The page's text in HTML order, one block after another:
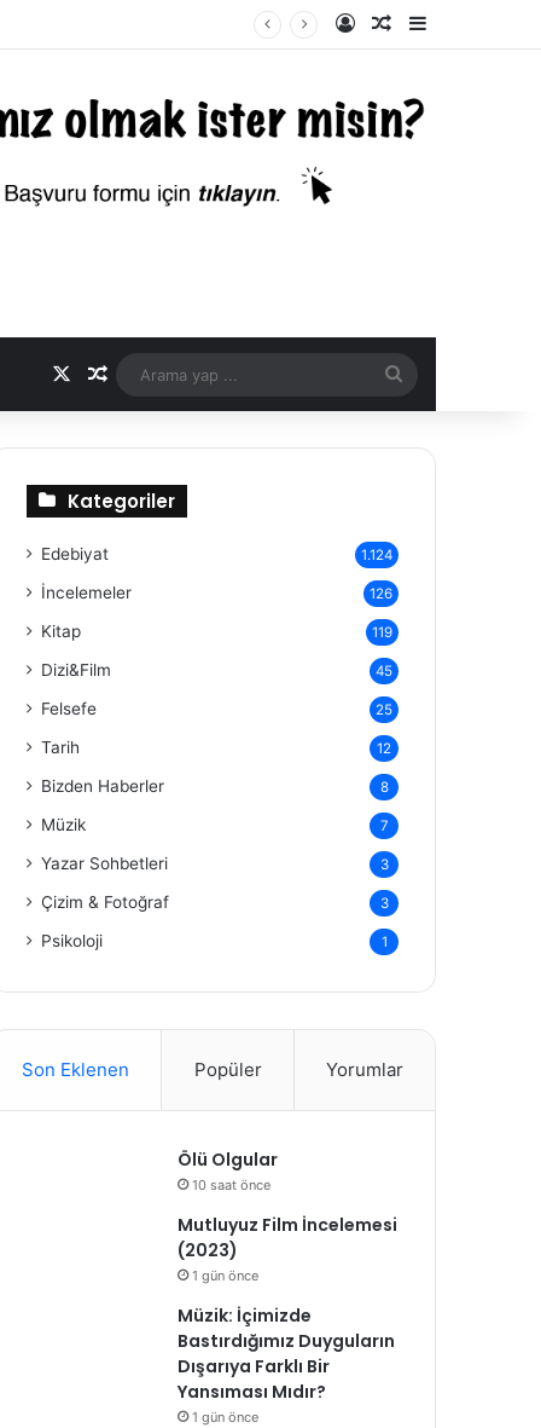
Kayıt OlRastgele Makale
Kenar
Rastgele Makale
yap
Kategoriler
Edebiyat 1.124
İncelemeler 126
Kitap 119
Dizi&Film 45
Felsefe 25
Tarih 12
Bizden Haberler 8
Müzik 7
Yazar Sohbetleri 3
Çizim & Fotoğraf 3
Psikoloji 1
Son Eklenen Popüler Yorumlar
Ölü Olgular
10 saat önce
Mutluyuz Film İncelemesi
(2023)
1 gün önce
Müzik: İçimizde
Bastırdığımız Duyguların
Dışarıya Farklı Bir
Yansıması Mıdır?
1 gün önce